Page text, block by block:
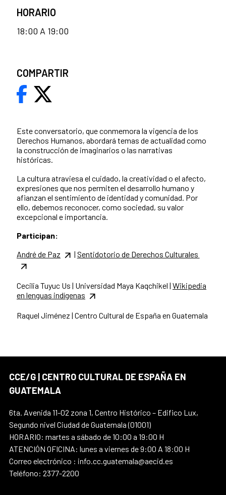
Este conversatorio, que conmemora la vigencia de los
Derechos Humanos, abordará temas de actualidad como
la construcción de imaginarios o las narrativas
históricas.
La cultura atraviesa el cuidado, la creatividad o el afecto,
expresiones quenos permiten el desarrollo humano y
afianzan el sentimiento de identidad y comunidad. Por
ello, debemos reconocer, como sociedad, su valor
excepcional e importancia.
Participan:
André de Paz
| Sentidotorio de Derechos Culturales
Cecilia Tuyuc Us | Universidad Maya Kaqchikel | Wikipedia
en lenguas indígenas
Raquel Jiménez | Centro Cultural de España en Guatemala
HORARIO
18:00 A 19:00
COMPARTIR
CCE/G | CENTRO CULTURAL DE ESPAÑA EN
GUATEMALA
6ta. Avenida 11-02 zona 1, Centro Histórico – Edifico Lux,
Segundo nivel Ciudad de Guatemala (01001)
HORARIO: martes a sábado de 10:00 a 19:00 H
ATENCIÓN OFICINA: lunes a viernes de 9:00 A 18:00 H
Correo electrónico : info.cc.guatemala@aecid.es
Teléfono: 2377-2200